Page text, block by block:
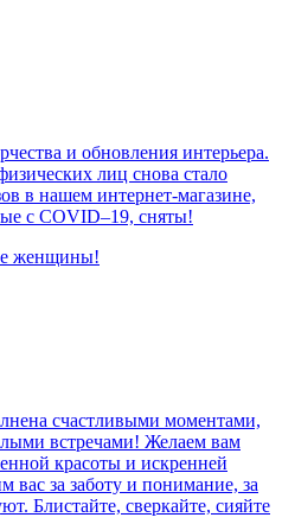
и обновления интерьера.
лиц снова стало
в нашем интернет-магазине,
с COVID–19, сняты!
женщины!
счастливыми моментами,
встречами! Желаем вам
красоты и искренней
за заботу и понимание, за
Блистайте, сверкайте, сияйте